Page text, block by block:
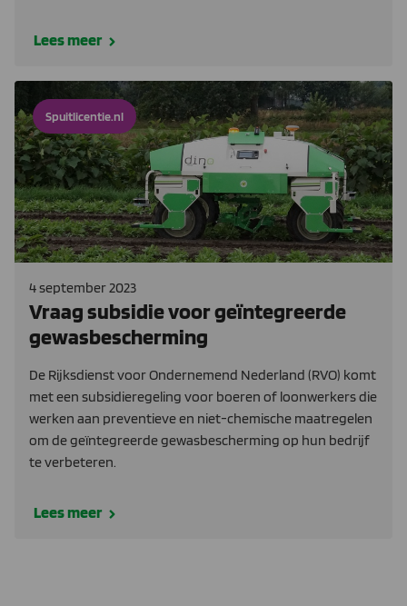
Lees meer
Spuitlicentie.nl
4 september 2023
Vraag subsidie voor geïntegreerde
gewasbescherming
De Rijksdienst voor Ondernemend Nederland (RVO) komt
met een subsidieregeling voor boeren of loonwerkers die
werken aan preventieve en niet-chemische maatregelen
om de geïntegreerde gewasbescherming op hun bedrijf
te verbeteren.
Lees meer